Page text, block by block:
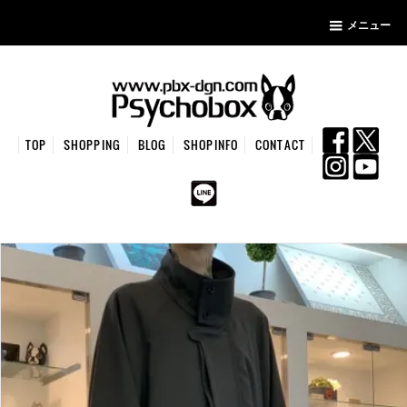
メニュー
TOP SHOPPING BLOG SHOPINFO CONTACT